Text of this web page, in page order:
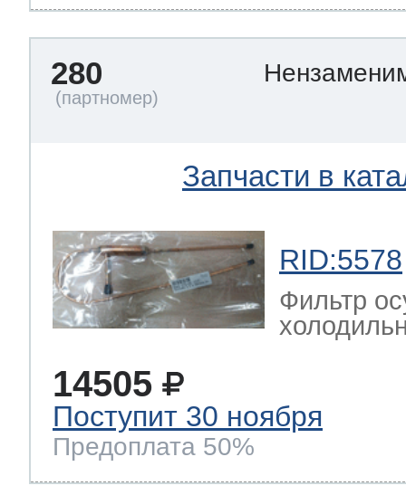
280
Запчасти в
RID:5578
Фильтр
14505
Поступит 30 ноября
Предоплата 50%